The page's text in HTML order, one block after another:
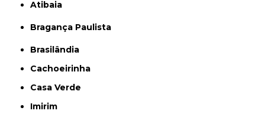
Atibaia
Bragança Paulista
Brasilândia
Cachoeirinha
Casa Verde
Imirim